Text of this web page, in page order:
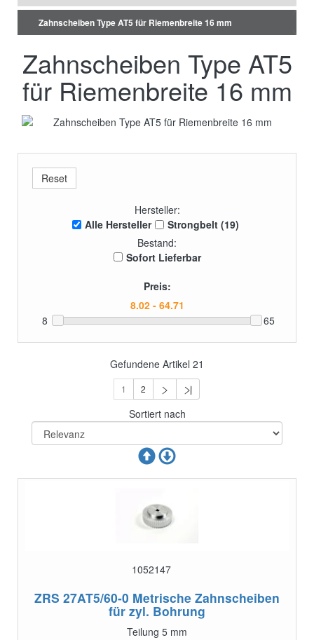
Zahnscheiben Type AT5 für Riemenbreite 16 mm
Zahnscheiben Type AT5
für Riemenbreite 16 mm
Hersteller:
Alle Hersteller
Strongbelt (19)
Bestand:
Sofort Lieferbar
Preis:
8 65
Gefundene Artikel 21
1 2
Sortiert nach
1052147
ZRS 27AT5/60-0 Metrische Zahnscheiben
für zyl. Bohrung
Teilung 5 mm